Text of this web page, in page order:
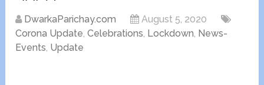
DwarkaParichay.com
August 5, 2020
Corona Update,Celebrations, Lockdown, News-
Events, Update